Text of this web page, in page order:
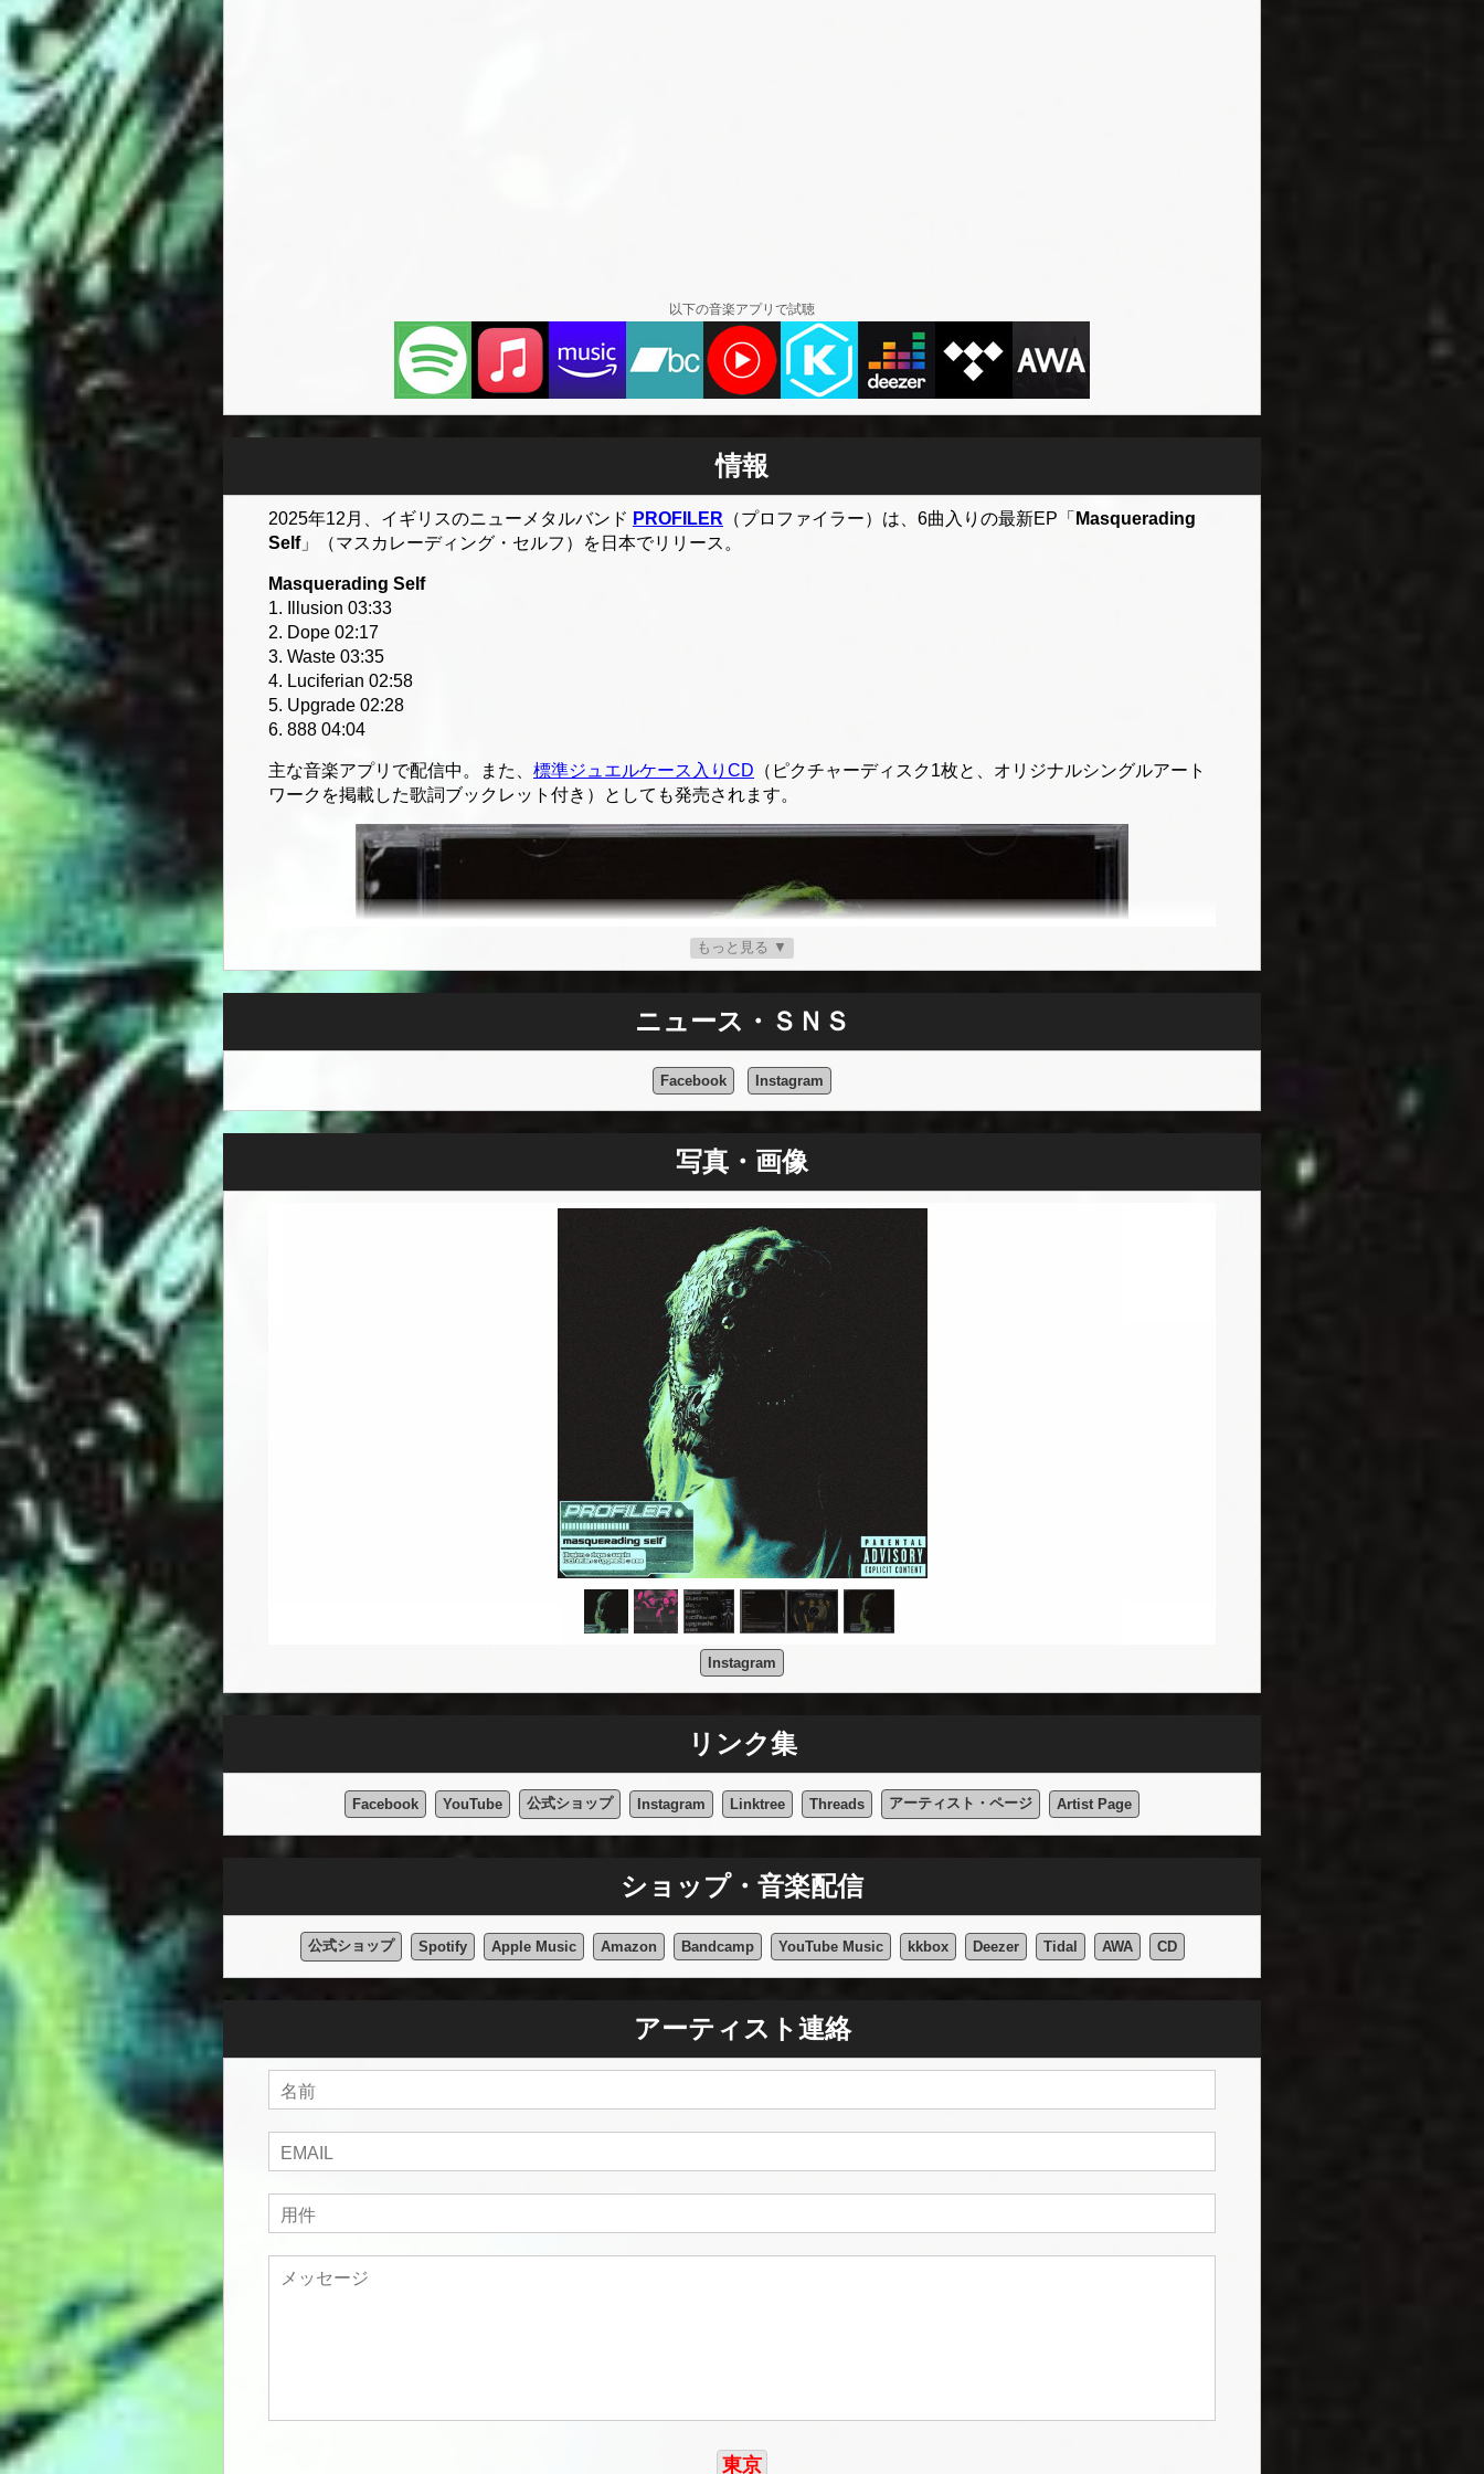
以下の音楽アプリで試聴
情報
2025年12月、イギリスのニューメタルバンド PROFILER （プロファイラー）は、6曲入りの最新EP「 Masquerading
Self」（マスカレーディング・セルフ）を日本でリリース。
Masquerading Self
1. Illusion 03:33
2. Dope 02:17
3. Waste 03:35
4. Luciferian 02:58
5. Upgrade 02:28
6. 888 04:04
主な音楽アプリで配信中。また、 標準ジュエルケース入りCD （ピクチャーディスク1枚と、オリジナルシングルアート
ワークを掲載した歌詞ブックレット付き）としても発売されます。
もっと見る ▼
ニュース・ＳＮＳ
Facebook Instagram
写真・画像
Instagram
リンク集
Facebook YouTube 公式ショップ Instagram Linktree Threads アーティスト・ページ Artist Page
ショップ・音楽配信
公式ショップ Spotify Apple Music Amazon Bandcamp YouTube Music kkbox Deezer Tidal AWA CD
アーティスト連絡
東京